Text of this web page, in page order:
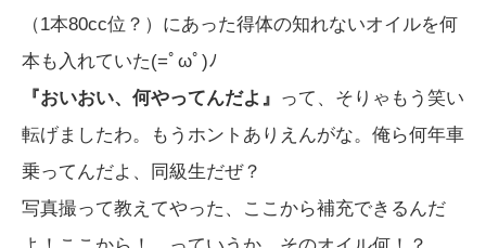
（1本80cc位？）にあった得体の知れないオイルを何
本も入れていた(=ﾟωﾟ)ﾉ
『おいおい、何やってんだよ』 って、そりゃもう笑い
転げましたわ。もうホントありえんがな。俺ら何年車
乗ってんだよ、同級生だぜ？
写真撮って教えてやった、ここから補充できるんだ